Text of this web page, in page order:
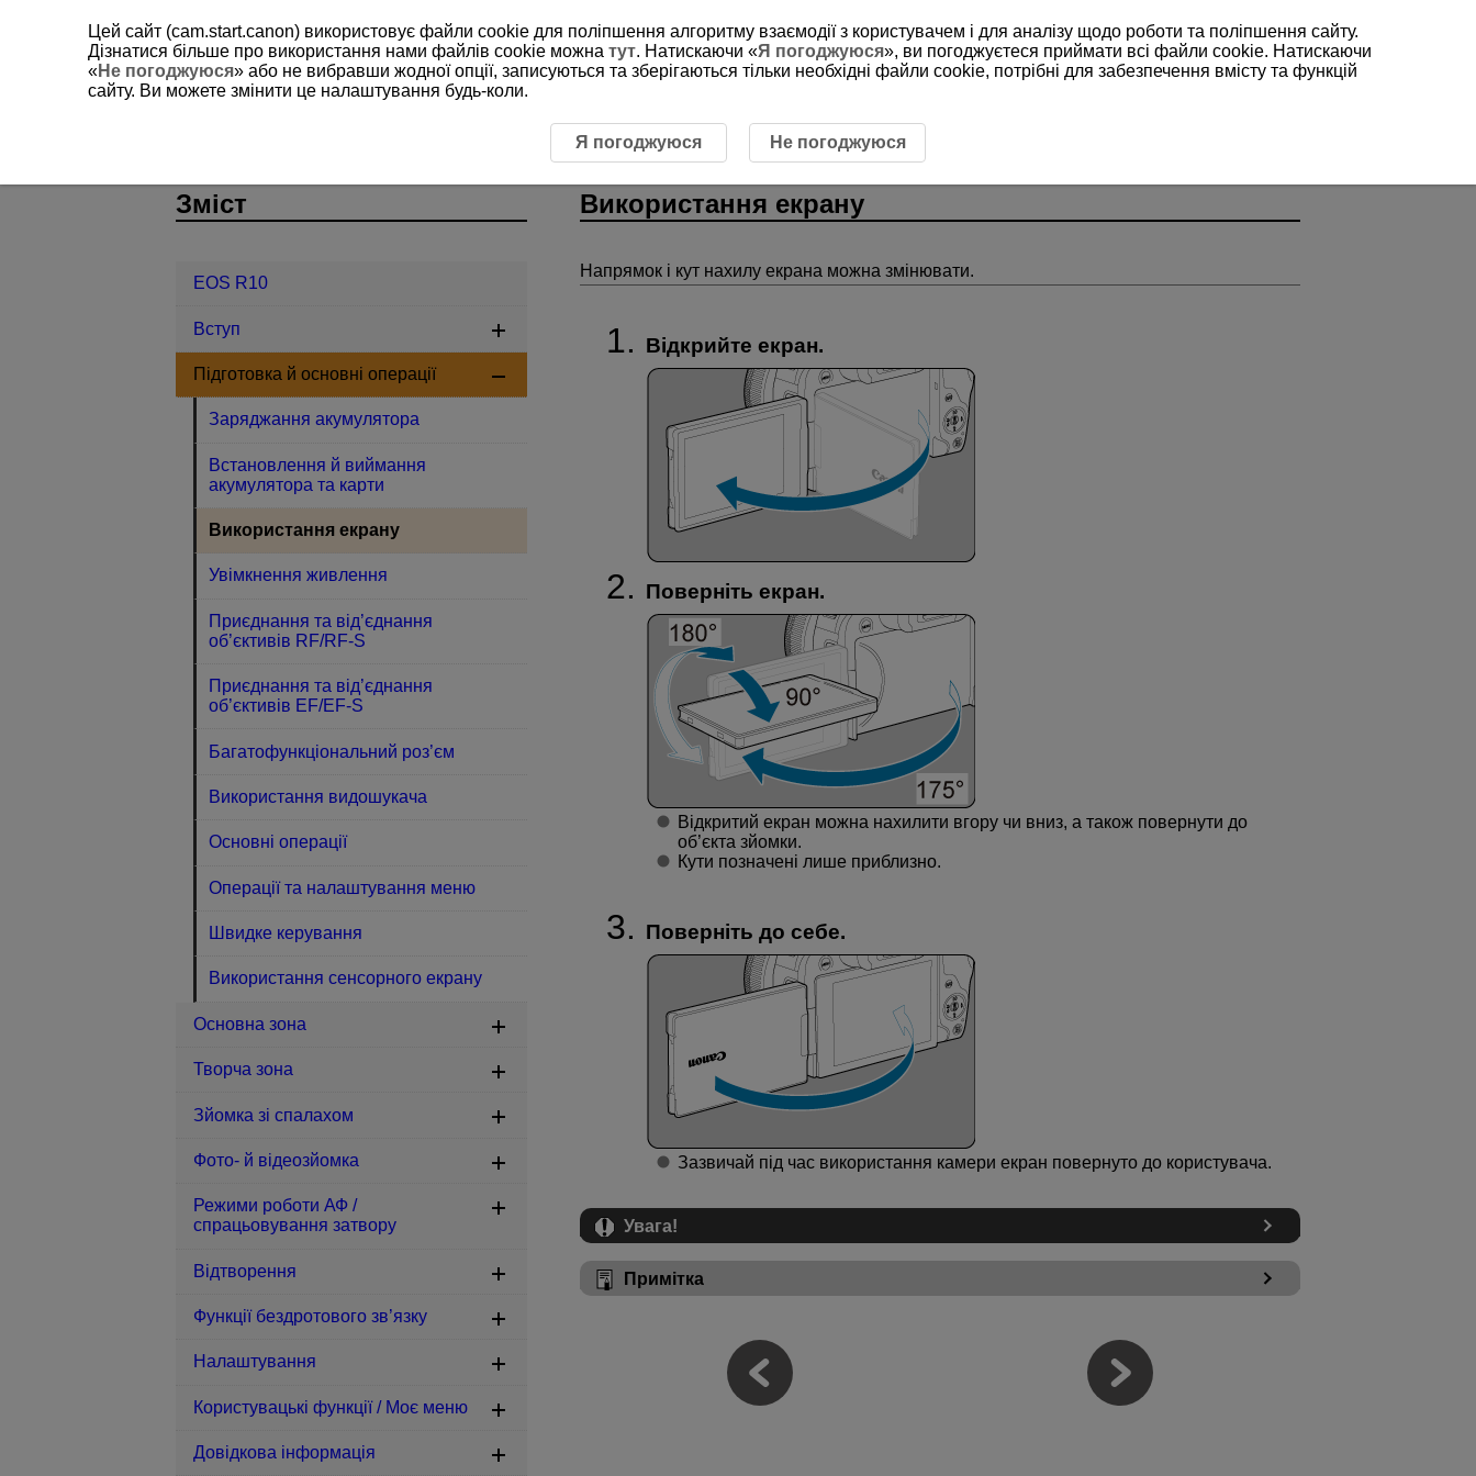
Підготовка й основні операції
Використання екрану
Напрямок і кут нахилу екрана можна змінювати.
Відкрийте екран.
Поверніть екран.
Відкритий екран можна нахилити вгору чи вниз, а також повернути до
об’єкта зйомки.
Кути позначені лише приблизно.
Поверніть до себе.
Зазвичай під час використання камери екран повернуто до користувача.
Увага!
Примітка
Зміст
EOS R10
Вступ
Підготовка й основні операції
Заряджання акумулятора
Встановлення й виймання
акумулятора та карти
Використання екрану
Увімкнення живлення
Приєднання та від’єднання
об’єктивів RF/RF-S
Приєднання та від’єднання
об’єктивів EF/EF-S
Багатофункціональний роз’єм
Використання видошукача
Основні операції
Операції та налаштування меню
Швидке керування
Використання сенсорного екрану
Основна зона
Творча зона
Зйомка зі спалахом
Фото- й відеозйомка
Режими роботи АФ /
спрацьовування затвору
Відтворення
Функції бездротового зв’язку
Налаштування
Користувацькі функції / Моє меню
Довідкова інформація
Цей сайт (cam.start.canon) використовує файли cookie для поліпшення алгоритму взаємодії з користувачем і для аналізу щодо роботи та поліпшення сайту.
Дізнатися більше про використання нами файлів cookie можна тут. Натискаючи «Я погоджуюся», ви погоджуєтеся приймати всі файли cookie. Натискаючи
«Не погоджуюся» або не вибравши жодної опції, записуються та зберігаються тільки необхідні файли cookie, потрібні для забезпечення вмісту та функцій
сайту. Ви можете змінити це налаштування будь-коли.
Я погоджуюся Не погоджуюся